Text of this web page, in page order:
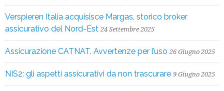
Verspieren Italia acquisisce Margas, storico broker
assicurativo del Nord-Est 24 Settembre 2025
Assicurazione CATNAT. Avvertenze per l’uso 26 Giugno 2025
NIS2: gli aspetti assicurativi da non trascurare 9 Giugno 2025